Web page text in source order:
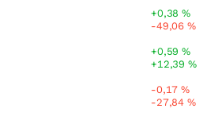
+0,38%
-49,06%
+0,59%
+12,39%
-0,17%
-27,84%